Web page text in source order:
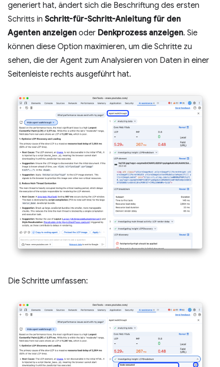
generiert hat, ändert sich die Beschriftung des ersten
Schritts in Schritt-für-Schritt-Anleitung für den
Agenten anzeigen oder Denkprozess anzeigen. Sie
können diese Option maximieren, um die Schritte zu
sehen, die der Agent zum Analysieren von Daten in einer
Seitenleiste rechts ausgeführt hat.
Die Schritte umfassen: